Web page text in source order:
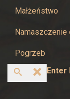
Małżeństwo
Namaszczenie
Pogrzeb
Enter